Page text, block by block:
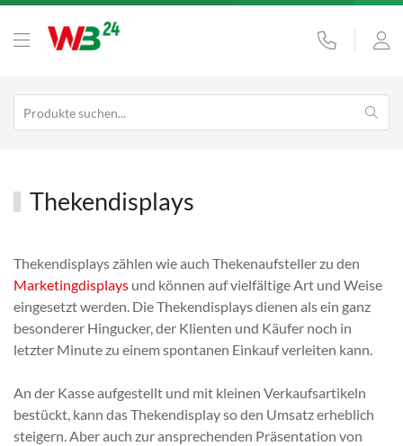
Thekendisplays
Thekendisplays zählen wie auch Thekenaufsteller zu den
Marketingdisplays und können auf vielfältige Art und Weise
eingesetzt werden. Die Thekendisplays dienen als ein ganz
besonderer Hingucker, der Klienten und Käufer noch in
letzter Minute zu einem spontanen Einkauf verleiten kann.
An der Kasse aufgestellt und mit kleinen Verkaufsartikeln
bestückt, kann das Thekendisplay so den Umsatz erheblich
steigern. Aber auch zur ansprechenden Präsentation von